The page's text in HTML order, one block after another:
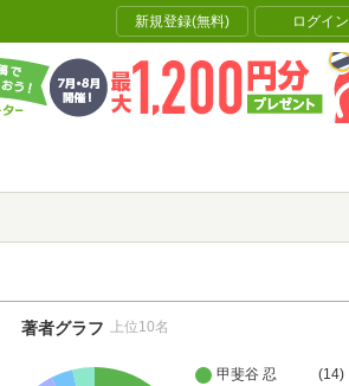
新規登録(無料) ログイン
甲斐谷 忍
(14)
著者グラフ 上位10名